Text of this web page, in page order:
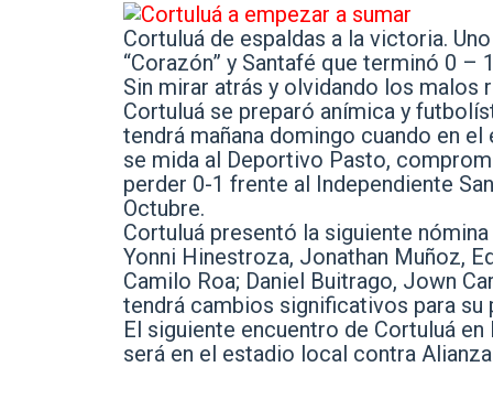
Cortuluá de espaldas a la victoria.
“Corazón” y Santafé que terminó 0 –
Sin mirar atrás y olvidando los malos
Cortuluá se preparó anímica y
tendrá mañana domingo cuando en
se mida al Deportivo Pasto,
perder 0-1 frente al Independiente
Octubre.
Cortuluá presentó la siguiente
Yonni Hinestroza, Jonathan Muñoz,
Camilo Roa; Daniel Buitrago, Jown
tendrá cambios significativos para
El siguiente encuentro de Cortuluá
será en el estadio local contra